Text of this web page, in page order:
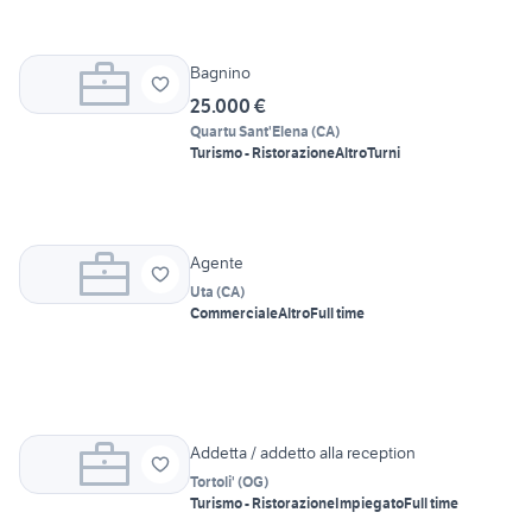
Bagnino
25.000 €
Quartu Sant'Elena (CA)
Turismo - RistorazioneAltroTurni
Agente
Uta (CA)
CommercialeAltroFull time
Addetta / addetto alla reception
Tortoli' (OG)
Turismo - RistorazioneImpiegatoFull time